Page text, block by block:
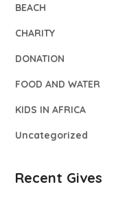
BEACH
CHARITY
DONATION
FOOD AND WATER
KIDS IN AFRICA
Uncategorized
Recent Gives